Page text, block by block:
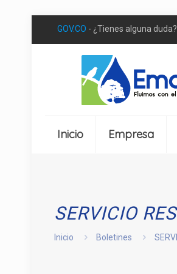
GOV.CO - ¿Tienes alguna duda?
Inicio Empresa
SERVICIO
Inicio Boletines